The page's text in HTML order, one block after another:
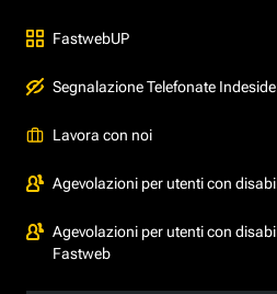
FastwebUP
Segnalazione Telefonate
Lavora con noi
Agevolazioni per utenti con
Agevolazioni per utenti con
Fastweb